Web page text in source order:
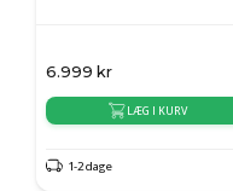
6.999 kr
LÆG I KURV
1-2 dage